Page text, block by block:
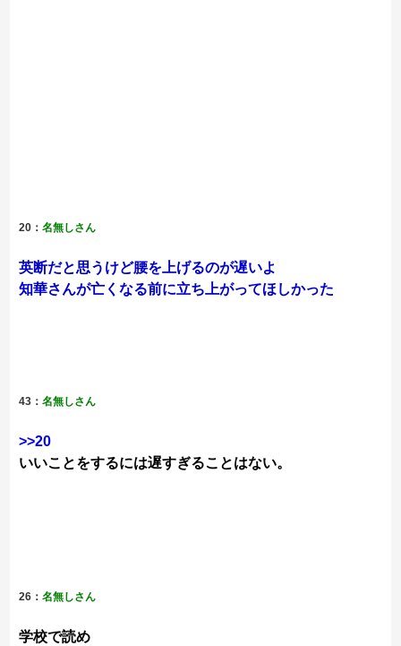
20：名無しさん
英断だと思うけど腰を上げるのが遅いよ
知華さんが亡くなる前に立ち上がってほしかった
43：名無しさん
>>20
いいことをするには遅すぎることはない。
26：名無しさん
学校で読め